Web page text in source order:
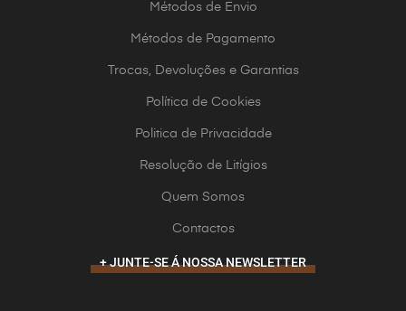
Métodos de Envio
Métodos de Pagamento
Trocas, Devoluções e Garantias
Política de Cookies
Politica de Privacidade
Resolução de Litígios
Quem Somos
Contactos
+ JUNTE-SE Á NOSSA NEWSLETTER